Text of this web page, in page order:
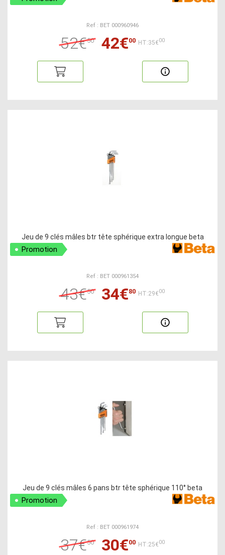
Ref : BET 000960946
52€50 42€00 HT:35€00
Jeu de 9 clés mâles btr tête sphérique extra longue beta
Promotion
Ref : BET 000961354
43€50 34€80 HT:29€00
Jeu de 9 clés mâles 6 pans btr tête sphérique 110° beta
Promotion
Ref : BET 000961974
37€50 30€00 HT:25€00